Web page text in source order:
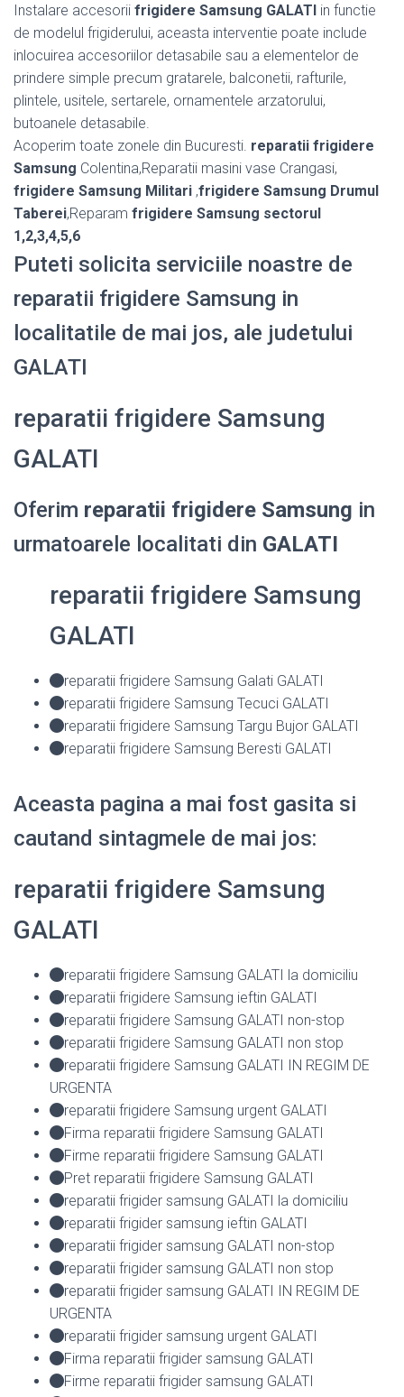
Instalare accesorii frigidere Samsung GALATI in functie
de modelul frigiderului, aceasta interventie poate include
inlocuirea accesoriilor detasabile sau a elementelor de
prindere simple precum gratarele, balconetii, rafturile,
plintele, usitele, sertarele, ornamentele arzatorului,
butoanele detasabile.
Acoperim toate zonele din Bucuresti. reparatii frigidere
Samsung Colentina,Reparatii masini vase Crangasi,
frigidere Samsung Militari ,frigidere Samsung Drumul
Taberei,Reparam frigidere Samsung sectorul
1,2,3,4,5,6
Puteti solicita serviciile noastre de
reparatii frigidere Samsung in
localitatile de mai jos, ale judetului
GALATI
reparatii frigidere Samsung
GALATI
Oferim reparatii frigidere Samsung in
urmatoarele localitati din GALATI
reparatii frigidere Samsung
GALATI
reparatii frigidere Samsung Galati GALATI
reparatii frigidere Samsung Tecuci GALATI
reparatii frigidere Samsung Targu Bujor GALATI
reparatii frigidere Samsung Beresti GALATI
Aceasta pagina a mai fost gasita si
cautand sintagmele de mai jos:
reparatii frigidere Samsung
GALATI
reparatii frigidere Samsung GALATI la domiciliu
reparatii frigidere Samsung ieftin GALATI
reparatii frigidere Samsung GALATI non-stop
reparatii frigidere Samsung GALATI non stop
reparatii frigidere Samsung GALATI IN REGIM DE
URGENTA
reparatii frigidere Samsung urgent GALATI
Firma reparatii frigidere Samsung GALATI
Firme reparatii frigidere Samsung GALATI
Pret reparatii frigidere Samsung GALATI
reparatii frigider samsung GALATI la domiciliu
reparatii frigider samsung ieftin GALATI
reparatii frigider samsung GALATI non-stop
reparatii frigider samsung GALATI non stop
reparatii frigider samsung GALATI IN REGIM DE
URGENTA
reparatii frigider samsung urgent GALATI
Firma reparatii frigider samsung GALATI
Firme reparatii frigider samsung GALATI